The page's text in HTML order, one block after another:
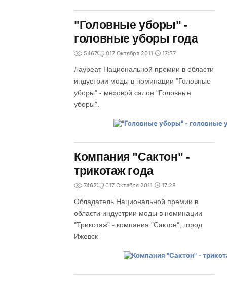
"Головные уборы" -
головные уборы года
5467 017 Октября 2011 17:37
Лауреат Национальной премии в области
индустрии моды в номинации "Головные
уборы" - меховой салон "Головные
уборы".
Компания "Сактон" -
трикотаж года
7462 017 Октября 2011 17:28
Обладатель Национальной премии в
области индустрии моды в номинации
"Трикотаж" - компания "Сактон", город
Ижевск